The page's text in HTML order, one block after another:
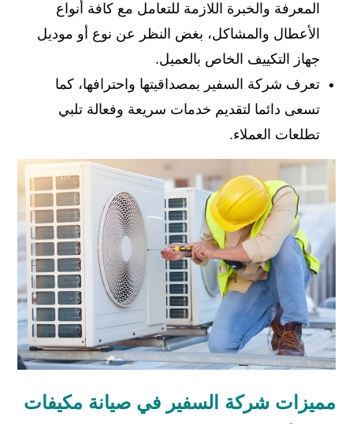
المعرفة والخبرة اللازمة للتعامل مع كافة أنواع
الأعطال والمشاكل، بغض النظر عن نوع أو موديل
جهاز التكييف الخاص بالعميل.
تعرف شركة السفير بمصداقيتها واحترافها، كما
تسعى دائما لتقديم خدمات سريعة وفعالة تلبي
تطلعات العملاء.
مميزات شركة السفير في صيانة مكيفات